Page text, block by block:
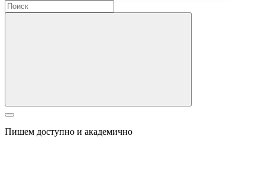
Пишем доступно и академично